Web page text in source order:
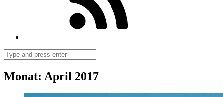
Search
Monat: April 2017